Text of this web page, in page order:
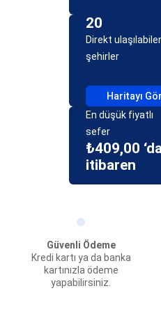
20
Direkt
şehirler
Haritayı Gör
En düşük fiyatlı
sefer
₺409,00
itibaren
Güvenli Ödeme
Kredi kartı ya da banka
kartınızla ödeme
yapabilirsiniz.